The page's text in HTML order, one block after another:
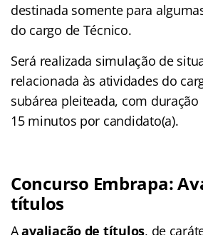
destinada somente para
do cargo de Técnico.
Será realizada simulação de
relacionada às atividades do
subárea pleiteada, com
15 minutos por candidato(a).
Concurso Embrapa:
títulos
Aavaliação de títulos, de